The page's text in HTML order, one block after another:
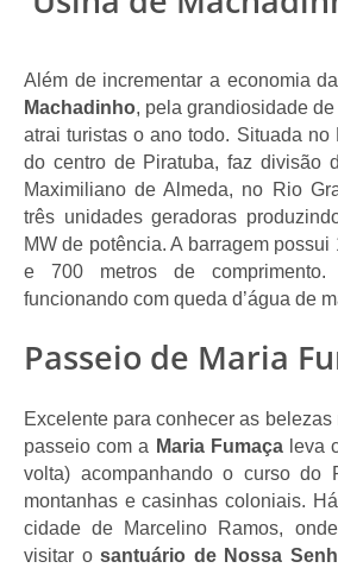
Além de incrementar a economia
Machadinho, pela grandiosidade
atrai turistas o ano todo. Situada no
do centro de Piratuba, faz divisão
Maximiliano de Almeda, no Rio
três unidades geradoras
MW de potência. A barragem possui
e 700 metros de
funcionando com queda d’água de
Passeio de Maria
Excelente para conhecer as
passeio com a Maria Fumaça leva
volta) acompanhando o curso do
montanhas e casinhas coloniais.
cidade de Marcelino Ramos,
visitar o santuário de Nossa